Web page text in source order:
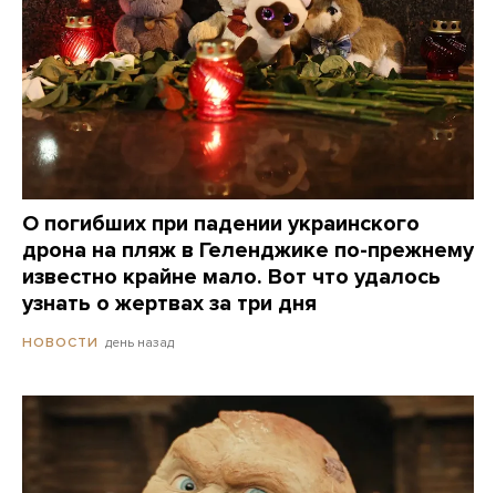
О погибших при падении украинского
дрона на пляж в Геленджике по-прежнему
известно крайне мало. Вот что удалось
узнать о жертвах за три дня
НОВОСТИ день назад